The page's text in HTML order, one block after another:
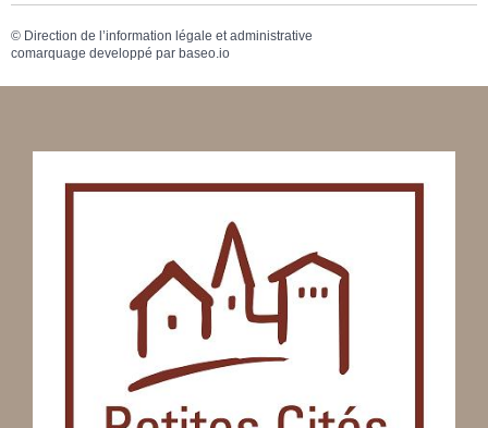
© Direction de l’information légale et administrative
comarquage developpé par baseo.io